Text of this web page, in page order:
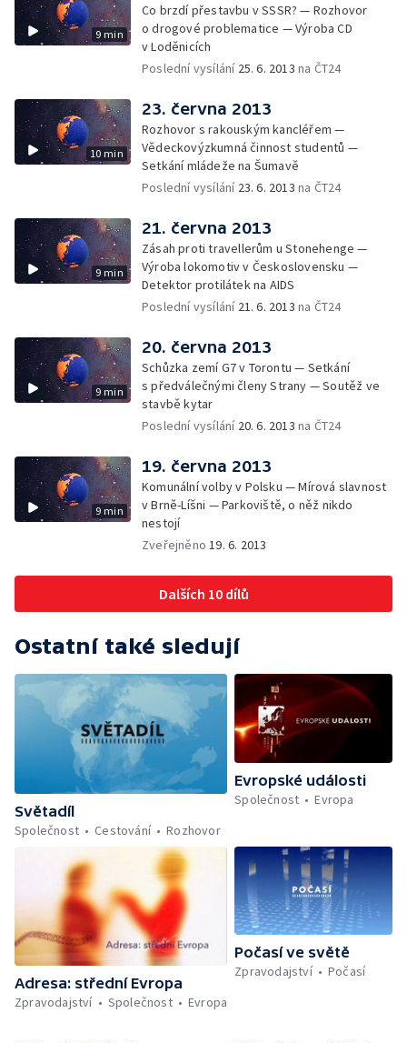
9 min
Co brzdí přestavbu v SSSR? — Rozhovor
o drogové problematice — Výroba CD
v Loděnicích
Poslední vysílání 25. 6. 2013 na ČT24
10 min
23. června 2013
Rozhovor s rakouským kancléřem —
Vědeckovýzkumná činnost studentů —
Setkání mládeže na Šumavě
Poslední vysílání 23. 6. 2013 na ČT24
9 min
21. června 2013
Zásah proti travellerům u Stonehenge —
Výroba lokomotiv v Československu —
Detektor protilátek na AIDS
Poslední vysílání 21. 6. 2013 na ČT24
9 min
20. června 2013
Schůzka zemí G7 v Torontu — Setkání
s předválečnými členy Strany — Soutěž ve
stavbě kytar
Poslední vysílání 20. 6. 2013 na ČT24
9 min
19. června 2013
Komunální volby v Polsku — Mírová slavnost
v Brně-Líšni — Parkoviště, o něž nikdo
nestojí
Zveřejněno19. 6. 2013
Dalších 10 dílů
Ostatní také sledují
Světadíl
Společnost
Cestování Rozhovor
Evropské události
Společnost
Evropa
Adresa: střední Evropa
Zpravodajství
Společnost Evropa
Počasí ve světě
Zpravodajství
Počasí